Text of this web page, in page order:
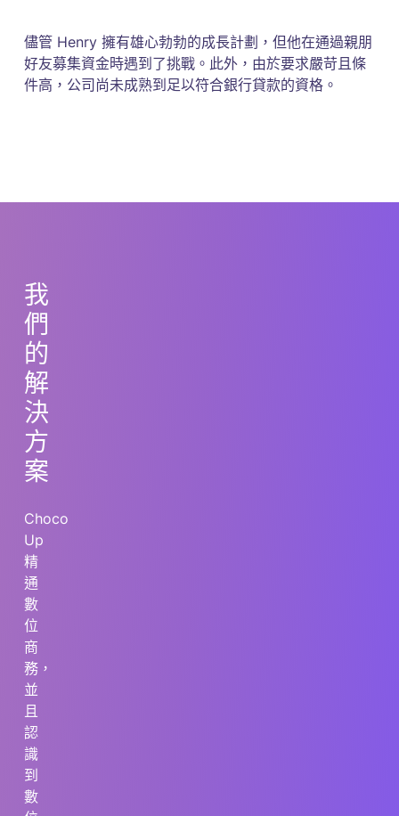
儘管 Henry 擁有雄心勃勃的成長計劃，但他在通過親朋
好友募集資金時遇到了挑戰。此外，由於要求嚴苛且條
件高，公司尚未成熟到足以符合銀行貸款的資格。
我
們
的
解
決
方
案
Choco
Up
精
通
數
位
商
務，
並
且
認
識
到
數